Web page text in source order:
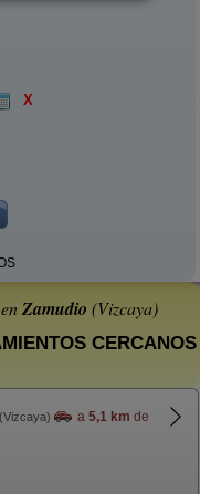
X
Zamudio (Vizcaya)
CERCANOS
(Vizcaya) a 5,1 km de